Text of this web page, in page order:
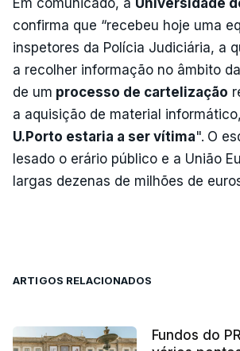
confirma que “recebeu hoje uma
inspetores da Polícia Judiciária, a
a recolher informação no âmbito
de um processo de cartelização
a aquisição de material
U.Porto estaria a ser vítima". O
lesado o erário público e a União
largas dezenas de milhões de
ARTIGOS RELACIONADOS
Fundos do